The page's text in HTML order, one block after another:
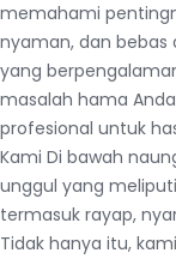
memahami
nyaman, dan bebas
yang
masalah hama
profesional untuk
Kami Di bawah
unggul yang
termasuk rayap,
Tidak hanya itu,